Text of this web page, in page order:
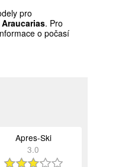
pro
. Pro
o počasí
Apres-Ski
3.0